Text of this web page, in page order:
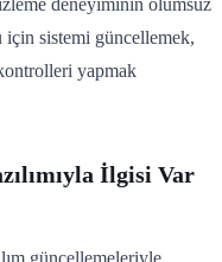
deneyiminin olumsuz
sistemi güncellemek,
yapmak
İlgisi Var